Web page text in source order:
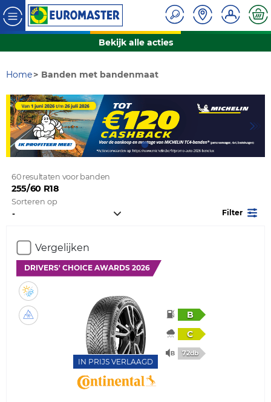
Bekijk alle acties
Home Banden met bandenmaat
60 resultaten voor banden
255/60 R18
Sorteren op
Filter
Vergelijken
DRIVERS' CHOICE AWARDS 2026
IN PRIJS VERLAAGD
B
C
72db